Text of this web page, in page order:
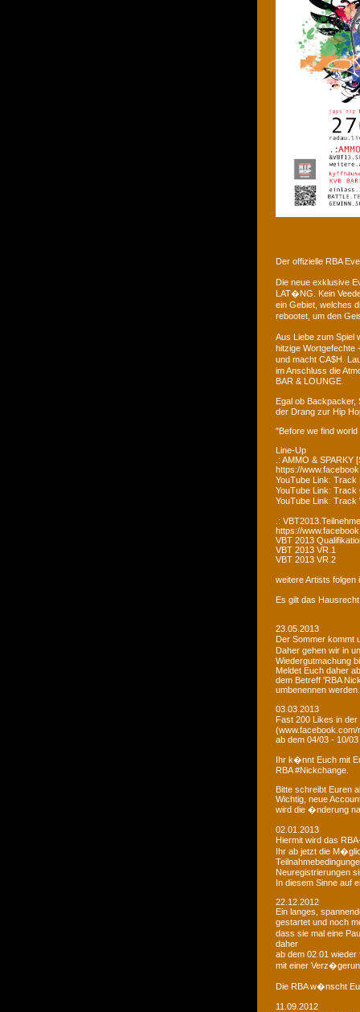
Der offizielle RBA
Die neue exklusive
LAT�NG. Kein
ein Gebiet, welches
rebootet, um den
Aus Liebe zum Spiel
hitzige Wortgefechte
und macht CA$H.
im Anschluss die
BAR & LOUNGE.
Egal ob
der Drang zur Hip
"Before we find
Line-Up
.: AMMO & SPARKY
https://
YouTube Link:
YouTube Link: Track
YouTube Link:
.:
https://
VBT 2013
VBT 2013 VR.1
VBT 2013 VR.2
weitere Artists
Es gilt das
23.05.2013
Der Sommer kommt
Daher gehen wir in
Wiedergutmachung
Meldet Euch daher
dem Betreff 'RBA
umbenennen
03.03.2013
Fast 200 Likes in
ab dem 04/03 - 10/
Ihr k�nnt Euch mit
RBA #Nickchange.
Bitte schreibt Euren
Wichtig, neue
wird die �nderung
02.01.2013
Hiermit wird das
Ihr ab jetzt die
Neuregistrierungen
In diesem Sinne auf
22.12.2012
Ein langes,
gestartet und noch
dass sie mal eine
daher
ab dem 02.01
mit einer
Die RBA w�nscht
11.09.2012